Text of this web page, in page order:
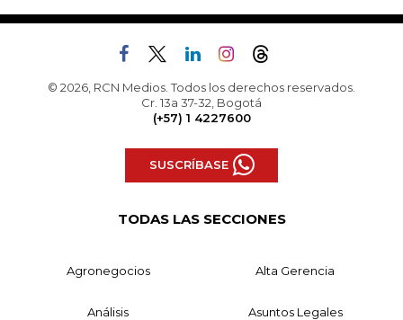
© 2026, RCN Medios. Todos los derechos reservados.
Cr. 13a 37-32, Bogotá
(+57) 1 4227600
SUSCRÍBASE
TODAS LAS SECCIONES
Agronegocios Alta Gerencia
Análisis Asuntos Legales